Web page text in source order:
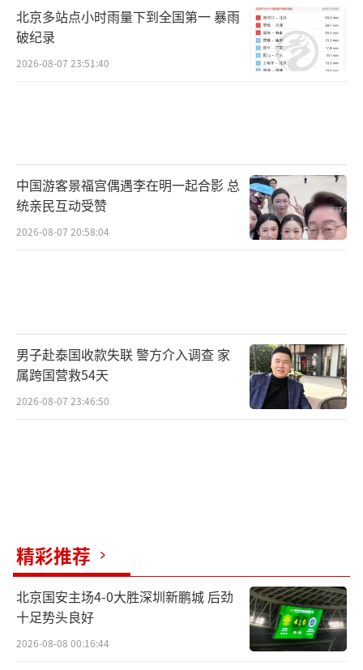
北京多站点小时雨量下到全国第一 暴雨
破纪录
2026-08-07 23:51:40
中国游客景福宫偶遇李在明一起合影 总
统亲民互动受赞
2026-08-07 20:58:04
男子赴泰国收款失联 警方介入调查 家
属跨国营救54天
2026-08-07 23:46:50
精彩推荐
北京国安主场4-0大胜深圳新鹏城 后劲
十足势头良好
2026-08-08 00:16:44